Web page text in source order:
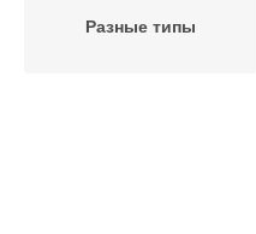
Разные типы